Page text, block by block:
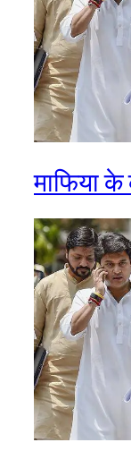
माफिया